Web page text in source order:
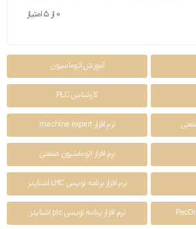
0 از ۵ امتیاز
آموزش اتوماسیون
کارشناس PLC
نرم افزار machine expert
نرم افزار اتوماسیون صنعتی
نرم افزار برنامه نویسی LMC اشنایدر
نرم افزار برنامه نویسی plc اشنایدر